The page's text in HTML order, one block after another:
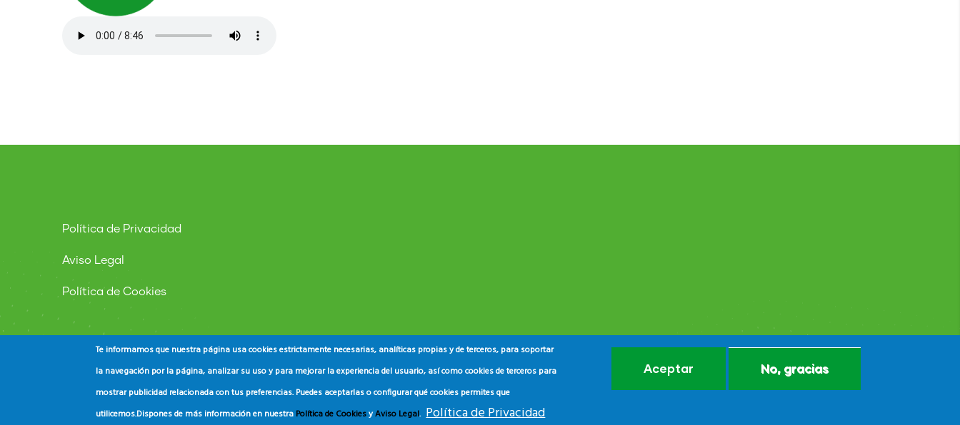
Política de Privacidad
Aviso Legal
Política de Cookies
© Copyright ADEAC2023. All Rights Reserved.
Te informamos que nuestra página usa cookies estrictamente necesarias, analíticas propias y de terceros, para soportar
la navegación por la página, analizar su uso y para mejorar la experiencia del usuario, así como cookies de terceros para
mostrar publicidad relacionada con tus preferencias. Puedes aceptarlas o configurar qué cookies permites que
utilicemos.Dispones de más información en nuestra Política de CookiesyAviso Legal. Política de Privacidad
Aceptar No, gracias